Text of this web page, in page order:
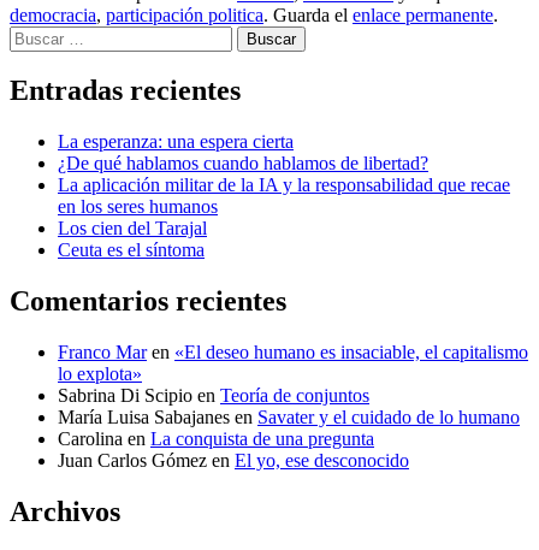
democracia, participación politica. Guarda el enlace permanente.
Buscar
Entradas recientes
La esperanza: una espera cierta
¿De qué hablamos cuando hablamos de libertad?
La aplicación militar de la IA y la responsabilidad que recae
en los seres humanos
Los cien del Tarajal
Ceuta es el síntoma
Comentarios recientes
Franco Maren «El deseo humano es insaciable, el capitalismo
lo explota»
Sabrina Di Scipio en Teoría de conjuntos
María Luisa Sabajanes en Savater y el cuidado de lo humano
Carolina en La conquista de una pregunta
Juan Carlos Gómez en El yo, ese desconocido
Archivos